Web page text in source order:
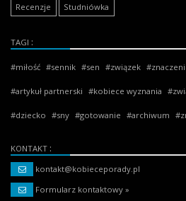
Recenzje Studniówka
TAGI
miłość sennik sen związek
artykuł partnerski kobiece wyznania
dziecko sny gotowanie archiwum
KONTAKT
kontakt@kobieceporady.pl
Formularz kontaktowy »